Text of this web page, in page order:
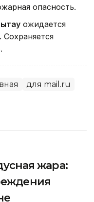
опасность.
ожидается
Сохраняется
для mail.ru
жара: